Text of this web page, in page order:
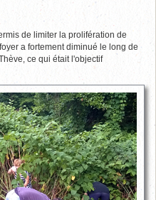
de limiter la prolifération de
a fortement diminué le long de
ce qui était l'objectif